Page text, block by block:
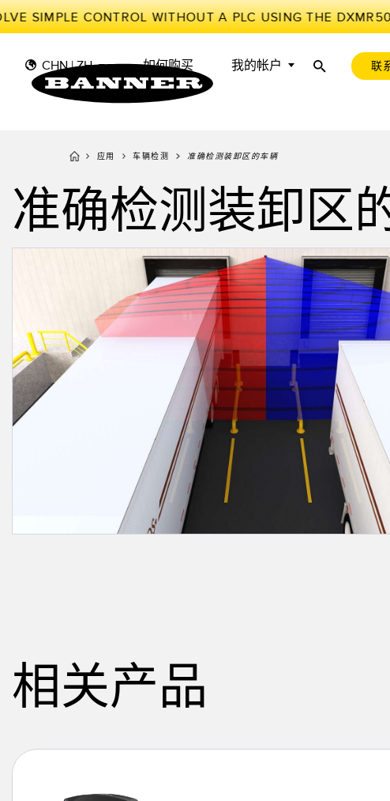
SIMPLE CONTROL WITHOUT A PLC USING THE
CHN | ZH 如何购买 我的帐户 联
测量解决方案
工业无线
BARCODE & VISION
远程 I/O
增量式旋转编码器
软件
技术
传感器
光电传感器
雷达传感器
槽形和标签传
检测阵列和
附件
附件
线缆
转换器
智能传感器
拾取指示灯
工业照明
状态指示
工业
储罐料位监
物料、服务
叫
预测性维护
相关链接
冲洗
IO-Link
应用 车辆检测 准确检测装卸区的车辆
准确检测装卸区
相关产品